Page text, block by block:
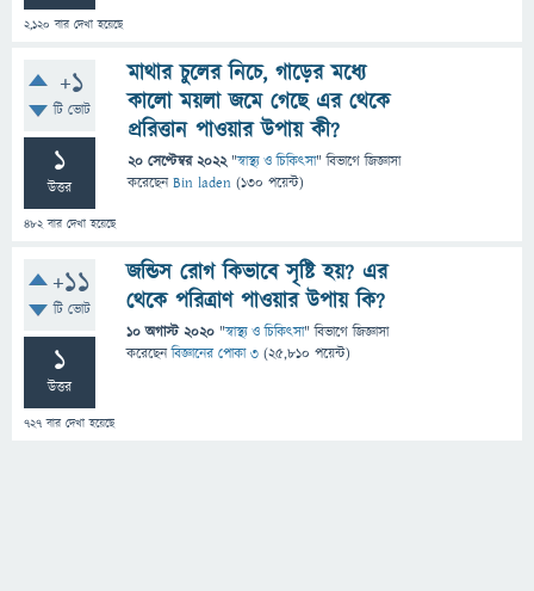
2,120 বার দেখা হয়েছে
+1
টি ভোট
1
উত্তর
482বার দেখা হয়েছে
মাথার চুলের নিচে, গাড়ের মধ্যে
কালো ময়লা জমে গেছে এর থেকে
প্ররিত্তান পাওয়ার উপায় কী?
20 সেপ্টেম্বর 2022 "স্বাস্থ্য ও চিকিৎসা" বিভাগে জিজ্ঞাসা
করেছেনBin laden (130 পয়েন্ট)
+11
টি ভোট
1
উত্তর
727 বার দেখা হয়েছে
জন্ডিস রোগ কিভাবে সৃষ্টি হয়? এর
থেকে পরিত্রাণ পাওয়ার উপায় কি?
10 অগাস্ট 2020 "স্বাস্থ্য ও চিকিৎসা" বিভাগে জিজ্ঞাসা
করেছেনবিজ্ঞানের পোকা ৩ (25,810 পয়েন্ট)